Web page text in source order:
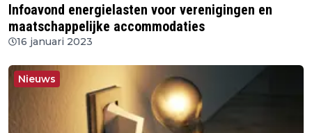
Infoavond energielasten voor verenigingen en
maatschappelijke accommodaties
16 januari 2023
Nieuws